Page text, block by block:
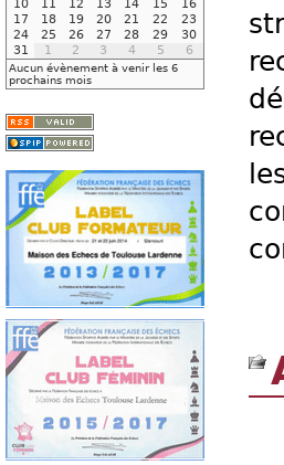
10
11 12 13 14 15
16
17
18 19 20 21 22
23
24
25 26 27 28 29
30
31
1 2 3 4 5 6
Aucun évènement à venir les 6
prochains mois